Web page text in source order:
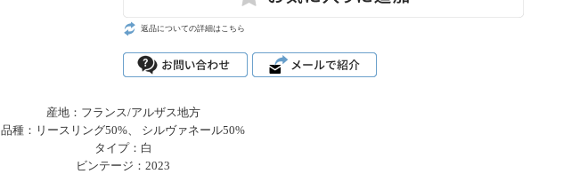
返品についての詳細はこちら
産地：フランス/アルザス地方
品種：リースリング50%、 シルヴァネール50%
タイプ：白
ビンテージ：2023